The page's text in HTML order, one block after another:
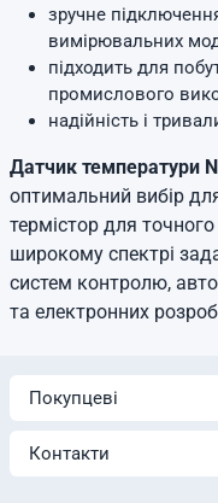
зручне
вимірювальних
підходить для
промислового
надійність і
Датчик температури
оптимальний вибір
термістор для
широкому спектрі
систем контролю,
та електронних
Покупцеві
Контакти